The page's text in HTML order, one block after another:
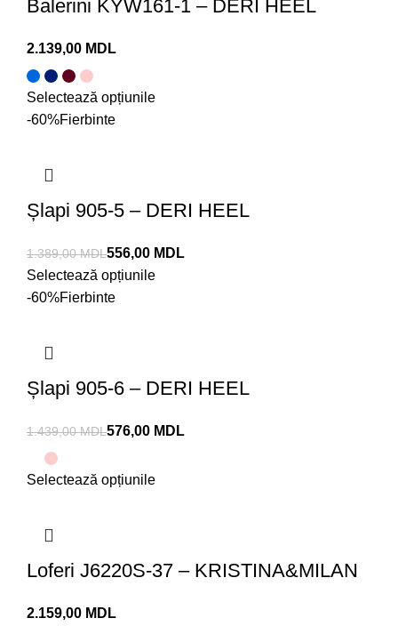
Balerini KYW161-1 – DERI HEEL
MDL
Selectează opțiunile
-60%Fierbinte
Șlapi 905-5 – DERI HEEL
1.389,00MDL556,00 MDL
Selectează opțiunile
-60%Fierbinte
Șlapi 905-6 – DERI HEEL
1.439,00MDL576,00 MDL
Selectează opțiunile
Loferi J6220S-37 – KRISTINA&MILAN
MDL